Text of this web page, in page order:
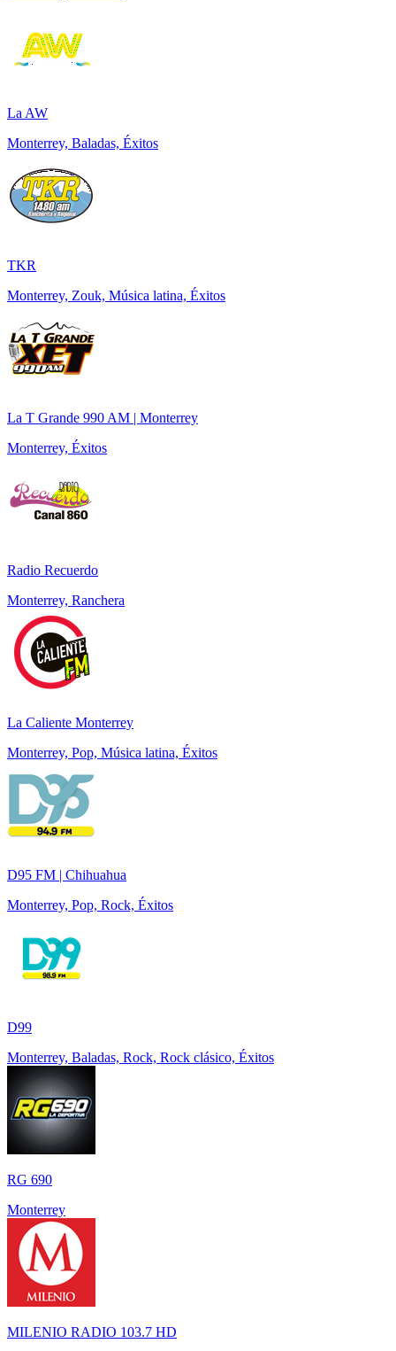
La AW
Monterrey, Baladas, Éxitos
TKR
Monterrey, Zouk, Música latina, Éxitos
La T Grande 990 AM | Monterrey
Monterrey, Éxitos
Radio Recuerdo
Monterrey, Ranchera
La Caliente Monterrey
Monterrey, Pop, Música latina, Éxitos
D95 FM | Chihuahua
Monterrey, Pop, Rock, Éxitos
D99
Monterrey, Baladas, Rock, Rock clásico, Éxitos
RG 690
Monterrey
MILENIO RADIO 103.7 HD